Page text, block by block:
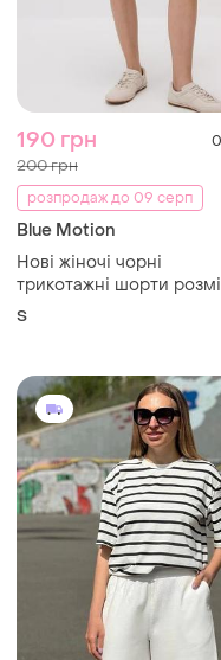
190 грн 0
200 грн
розпродаж до 09 серп
Blue Motion
Нові жіночі чорні
трикотажні шорти
S